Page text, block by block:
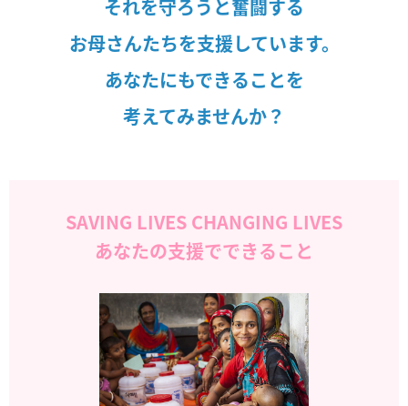
それを守ろうと奮闘する
お母さんたちを支援しています。
あなたにもできることを
考えてみませんか？
SAVING LIVES CHANGING LIVES
あなたの支援でできること